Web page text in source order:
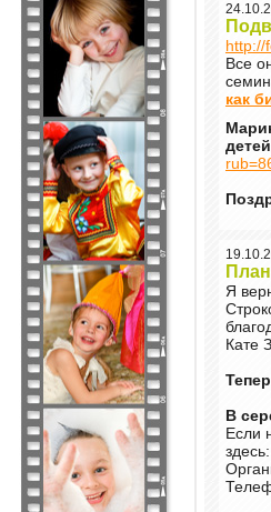
http://
Все
как
Я
Кате
В
Если
здесь: